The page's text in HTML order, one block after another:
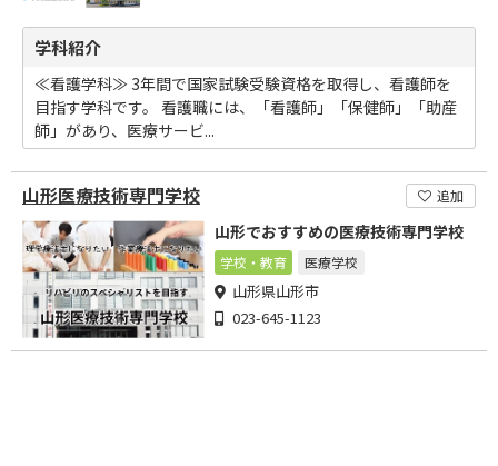
学科紹介
≪看護学科≫ 3年間で国家試験受験資格を取得し、看護師を
目指す学科です。 看護職には、「看護師」「保健師」「助産
師」があり、医療サービ...
山形医療技術専門学校 追加
山形でおすすめの医療技術専門学校
学校・教育 医療学校
山形県山形市
023-645-1123